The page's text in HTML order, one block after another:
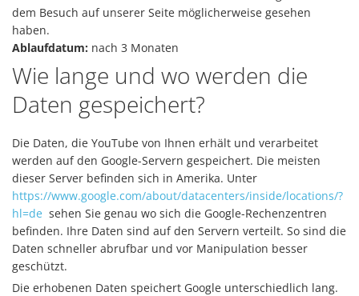
dem Besuch auf unserer Seite möglicherweise gesehen
haben.
Ablaufdatum: nach 3 Monaten
Wie lange und wo werden die
Daten gespeichert?
Die Daten, die YouTube von Ihnen erhält und verarbeitet
werden auf den Google-Servern gespeichert. Die meisten
dieser Server befinden sich in Amerika. Unter
https://www.google.com/about/datacenters/inside/locations/?
hl=de sehen Sie genau wo sich die Google-Rechenzentren
befinden. Ihre Daten sind auf den Servern verteilt. So sind die
Daten schneller abrufbar und vor Manipulation besser
geschützt.
Die erhobenen Daten speichert Google unterschiedlich lang.